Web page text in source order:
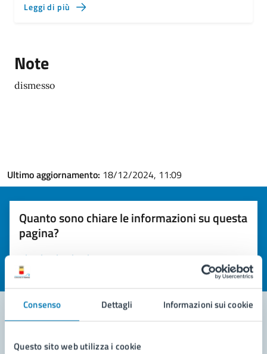
Consenso Dettagli Informazioni sui cookie
Questo sito web utilizza i cookie
Leggi di più
Note
dismesso
Ultimo aggiornamento: 18/12/2024, 11:09
Quanto sono chiare le informazioni su questa
pagina?
Valuta la chiarezza delle informazioni (da 1 a 5 stelle)
Seleziona il numero di stelle per valutare la chiarezza delle
Valuta 1 stelle su 5
Contatta il comune